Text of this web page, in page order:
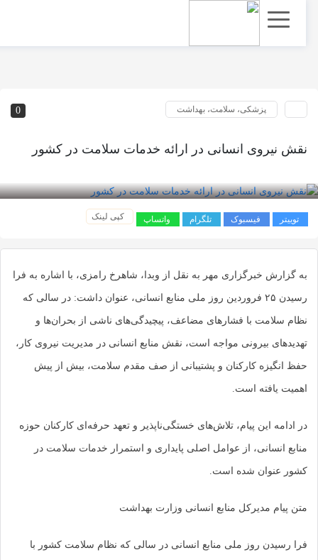
پزشکی، سلامت، بهداشت
نقش نیروی انسانی در ارائه خدمات سلامت در کشور
توییتر فیسبوک تلگرام واتساپ کپی لینک
به گزارش خبرگزاری مهر به نقل از وبدا، شاهرخ رامزی، با اشاره به فرا
رسیدن ۲۵ فروردین‌ روز ملی منابع انسانی، عنوان داشت: در سالی که
نظام سلامت با فشارهای مضاعف، پیچیدگی‌های ناشی از بحران‌ها و
تهدیدهای بیرونی مواجه است، نقش منابع انسانی در مدیریت نیروی کار،
حفظ انگیزه کارکنان و پشتیبانی از صف مقدم سلامت، بیش از پیش
اهمیت یافته است.
در ادامه این پیام، تلاش‌های خستگی‌ناپذیر و تعهد حرفه‌ای کارکنان حوزه
منابع انسانی، از عوامل اصلی پایداری و استمرار خدمات سلامت در
کشور عنوان شده است.
متن پیام مدیرکل منابع انسانی وزارت بهداشت
فرا رسیدن روز ملی منابع انسانی در سالی که نظام سلامت کشور با